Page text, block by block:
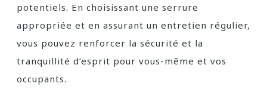
potentiels. En choisissant une serrure
appropriée et en assurant un entretien régulier,
vous pouvez renforcer la sécurité et la
tranquillité d’esprit pour vous-même et vos
occupants.